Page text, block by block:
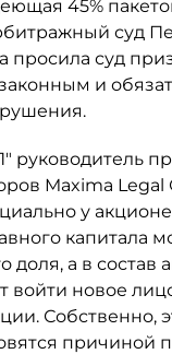
45%
суд
просила суд
и
руководитель
Maxima Legal
у
капитала
доля, а в состав
войти новое
Собственно,
причиной